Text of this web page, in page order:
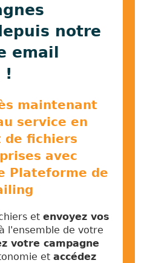
notre
email
!
maintenant
service en
de fichiers
avec
Plateforme de
et envoyez vos
à l'ensemble de votre
votre campagne
et accédez